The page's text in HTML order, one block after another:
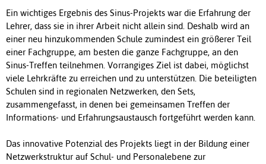
Ein wichtiges Ergebnis des Sinus-Projekts war die Erfahrung der
Lehrer, dass sie in ihrer Arbeit nicht allein sind. Deshalb wird an
einer neu hinzukommenden Schule zumindest ein größerer Teil
einer Fachgruppe, am besten die ganze Fachgruppe, an den
Sinus-Treffen teilnehmen. Vorrangiges Ziel ist dabei, möglichst
viele Lehrkräfte zu erreichen und zu unterstützen. Die beteiligten
Schulen sind in regionalen Netzwerken, den Sets,
zusammengefasst, in denen bei gemeinsamen Treffen der
Informations- und Erfahrungsaustausch fortgeführt werden kann.
Das innovative Potenzial des Projekts liegt in der Bildung einer
Netzwerkstruktur auf Schul- und Personalebene zur